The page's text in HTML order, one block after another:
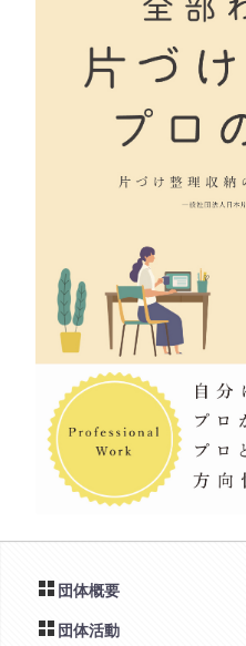
団体概要
団体活動